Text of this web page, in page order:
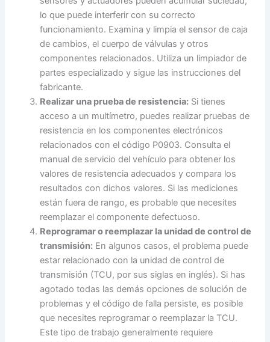
lo que puede interferir con su correcto
funcionamiento. Examina y limpia el sensor de caja
de cambios, el cuerpo de válvulas y otros
componentes relacionados. Utiliza un limpiador de
partes especializado y sigue las instrucciones del
fabricante.
Realizar una prueba de resistencia: Si tienes
acceso a un multímetro, puedes realizar pruebas de
resistencia en los componentes electrónicos
relacionados con el código P0903. Consulta el
manual de servicio del vehículo para obtener los
valores de resistencia adecuados y compara los
resultados con dichos valores. Si las mediciones
están fuera de rango, es probable que necesites
reemplazar el componente defectuoso.
Reprogramar o reemplazar la unidad de control de
transmisión: En algunos casos, el problema puede
estar relacionado con la unidad de control de
transmisión (TCU, por sus siglas en inglés). Si has
agotado todas las demás opciones de solución de
problemas y el código de falla persiste, es posible
que necesites reprogramar o reemplazar la TCU.
Este tipo de trabajo generalmente requiere